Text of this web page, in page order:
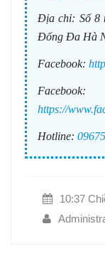
Địa chỉ: Số 8
Đống Đa Hà
Facebook:
Facebook:
https://
Hotline:
10:37